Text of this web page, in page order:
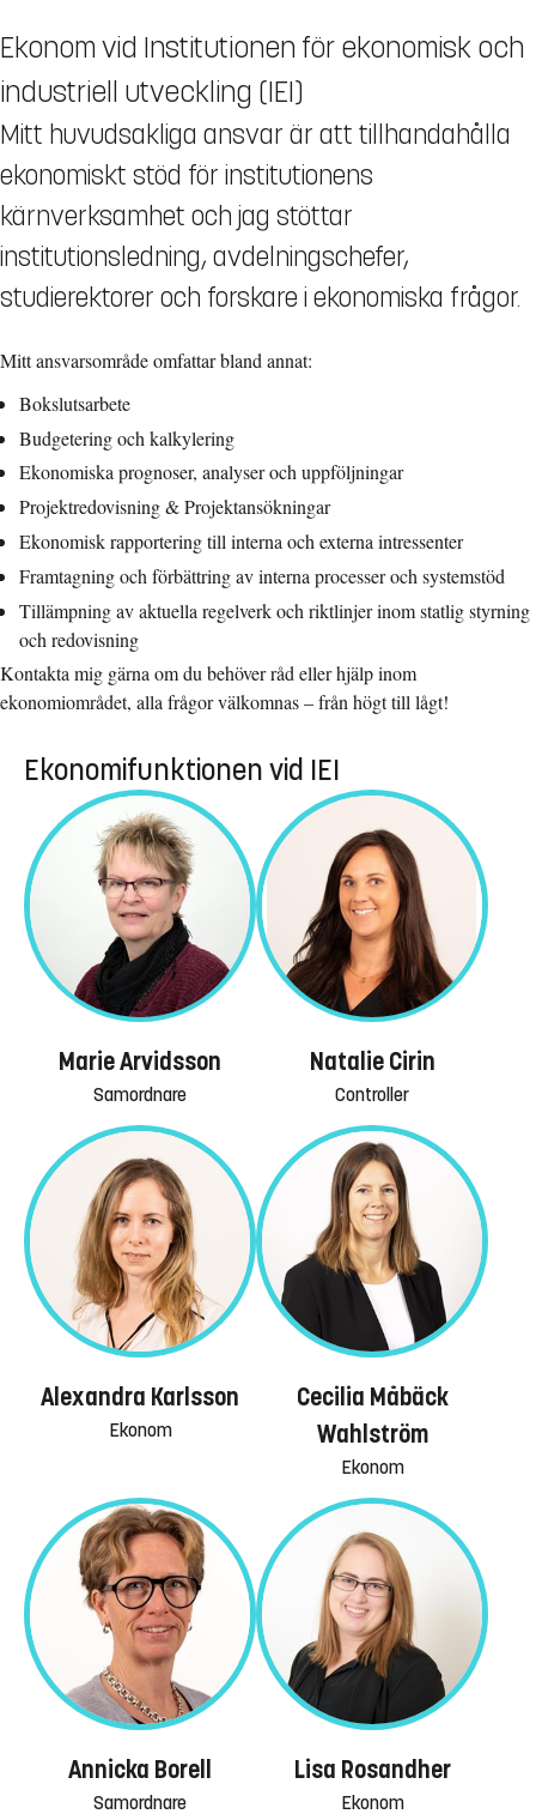
Ekonom vid Institutionen för ekonomisk och
industriell utveckling (IEI)
Mitt huvudsakliga ansvar är att tillhandahålla
ekonomiskt stöd för institutionens
kärnverksamhet och jag stöttar
institutionsledning, avdelningschefer,
studierektorer och forskare i ekonomiska frågor.
Mitt ansvarsområde omfattar bland annat:
Bokslutsarbete
Budgetering och kalkylering
Ekonomiska prognoser, analyser och uppföljningar
Projektredovisning & Projektansökningar
Ekonomisk rapportering till interna och externa intressenter
Framtagning och förbättring av interna processer och systemstöd
Tillämpning av aktuella regelverk och riktlinjer inom statlig styrning
och redovisning
Kontakta mig gärna om du behöver råd eller hjälp inom
ekonomiområdet, alla frågor välkomnas–från högt till lågt!
Ekonomifunktionen vid IEI
Marie Arvidsson
Samordnare
Natalie Cirin
Controller
Alexandra Karlsson
Ekonom
Cecilia Måbäck
Wahlström
Ekonom
Annicka Borell
Samordnare
Lisa Rosandher
Ekonom